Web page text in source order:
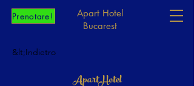
Apart Hotel
Bucarest
Prenotare!
&lt;Indietro
ApartHotel